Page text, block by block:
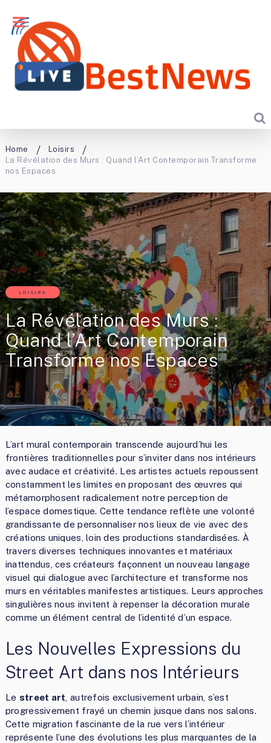
Home
Loisirs
La Révélation des Murs : Quand l’Art Contemporain Transforme
nos Espaces
LOISIRS
La Révélation des Murs :
Quand l’Art Contemporain
Transforme nos Espaces
L’art mural contemporain transcende aujourd’hui les
frontières traditionnelles pour s’inviter dans nos intérieurs
avec audace et créativité. Les artistes actuels repoussent
constamment les limites en proposant des œuvres qui
métamorphosent radicalement notre perception de
l’espace domestique. Cette tendance reflète une volonté
grandissante de personnaliser nos lieux de vie avec des
créations uniques, loin des productions standardisées. À
travers diverses techniques innovantes et matériaux
inattendus, ces créateurs façonnent un nouveau langage
visuel qui dialogue avec l’architecture et transforme nos
murs en véritables manifestes artistiques. Leurs approches
singulières nous invitent à repenser la décoration murale
comme un élément central de l’identité d’un espace.
Les Nouvelles Expressions du
Street Art dans nos Intérieurs
Le street art , autrefois exclusivement urbain, s’est
progressivement frayé un chemin jusque dans nos salons.
Cette migration fascinante de la rue vers l’intérieur
représente l’une des évolutions les plus marquantes de la